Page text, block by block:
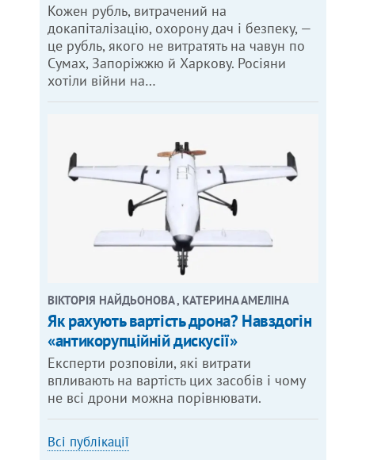
Кожен рубль, витрачений на
докапіталізацію, охорону дач і безпеку, —
це рубль, якого не витратять на чавун по
Сумах, Запоріжжю й Харкову. Росіяни
хотіли війни на…
ВІКТОРІЯ НАЙДЬОНОВА , КАТЕРИНА АМЕЛІНА
Як рахують вартість дрона? Навздогін
«антикорупційній дискусії»
Експерти розповіли, які витрати
впливають на вартість цих засобів і чому
не всі дрони можна порівнювати.
Всі публікації